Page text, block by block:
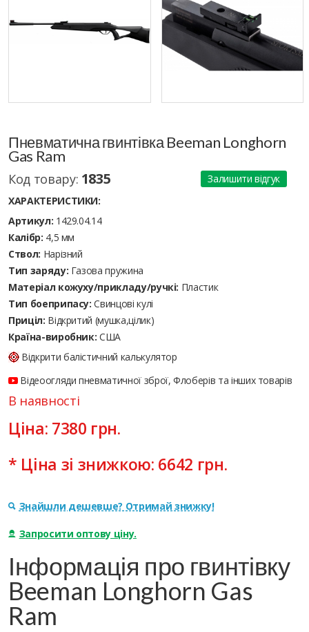
Пневматична гвинтівка Beeman Longhorn
Gas Ram
Код товару: 1835
Залишити відгук
ХАРАКТЕРИСТИКИ:
Артикул: 1429.04.14
Калібр: 4,5 мм
Ствол: Нарізний
Тип заряду: Газова пружина
Матеріал кожуху/прикладу/ручкі: Пластик
Тип боеприпасу: Cвинцові кулі
Приціл: Відкритий (мушка,цілик)
Країна-виробник: США
Відкрити балістичний калькулятор
Відеоогляди пневматичної зброї, Флоберів та інших товарів
В наявності
Ціна: 7380 грн.
* Ціна зі знижкою: 6642 грн.
Знайшли дешевше? Отримай знижку!
Запросити оптову ціну.
Інформація про гвинтівку
Beeman Longhorn Gas
Ram